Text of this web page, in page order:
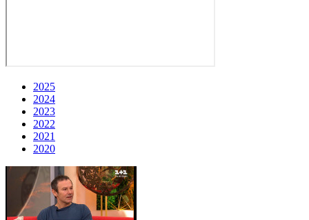
2025
2024
2023
2022
2021
2020